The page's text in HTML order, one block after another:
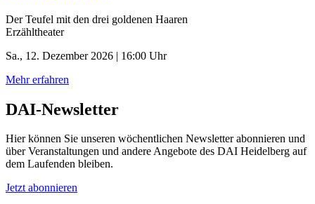
Der Teufel mit den drei goldenen Haaren
Erzähltheater
Sa., 12. Dezember 2026 | 16:00 Uhr
Mehr erfahren
DAI-Newsletter
Hier können Sie unseren wöchentlichen Newsletter abonnieren und
über Veranstaltungen und andere Angebote des DAI Heidelberg auf
dem Laufenden bleiben.
Jetzt abonnieren